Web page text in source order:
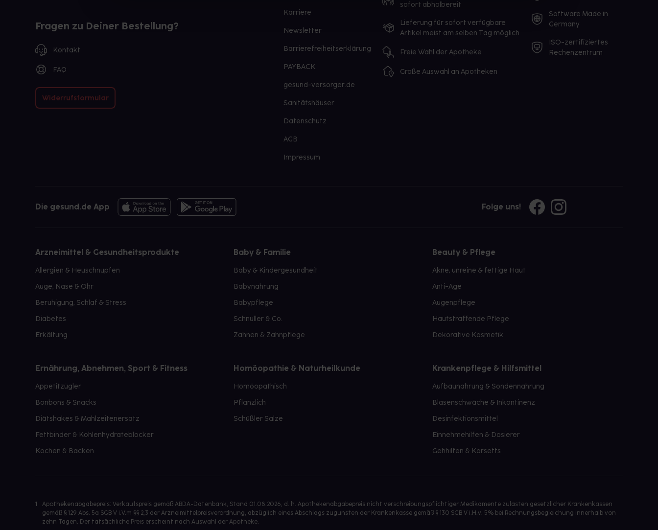
Fragen zu Deiner Bestellung?
Kontakt
FAQ
Widerrufsformular
Karriere
Newsletter
Barrierefreiheitserklärung
PAYBACK
gesund-versorger.de
Sanitätshäuser
Datenschutz
AGB
Impressum
sofort abholbereit
Lieferung für sofort verfügbare
Artikel meist am selben Tag möglich
Freie Wahl der Apotheke
Große Auswahl an Apotheken
Software Made in
Germany
ISO-zertifiziertes
Rechenzentrum
Die gesund.de App Folge uns!
Arzneimittel & Gesundheitsprodukte
Allergien & Heuschnupfen
Auge, Nase & Ohr
Beruhigung, Schlaf & Stress
Diabetes
Erkältung
Baby & Familie
Baby & Kindergesundheit
Babynahrung
Babypflege
Schnuller & Co.
Zahnen & Zahnpflege
Beauty & Pflege
Akne, unreine & fettige Haut
Anti-Age
Augenpflege
Hautstraffende Pflege
Dekorative Kosmetik
Ernährung, Abnehmen, Sport & Fitness
Appetitzügler
Bonbons & Snacks
Diätshakes & Mahlzeitenersatz
Fettbinder & Kohlenhydrateblocker
Kochen & Backen
Homöopathie & Naturheilkunde
Homöopathisch
Pflanzlich
Schüßler Salze
Krankenpflege & Hilfsmittel
Aufbaunahrung & Sondennahrung
Blasenschwäche & Inkontinenz
Desinfektionsmittel
Einnehmehilfen & Dosierer
Gehhilfen & Korsetts
1
Apothekenabgabepreis: Verkaufspreis gemäß ABDA-Datenbank, Stand 01.08.2026, d. h. Apothekenabgabepreis nicht verschreibungspflichtiger Medikamente zulasten gesetzlicher Krankenkassen
gemäß § 129 Abs. 5a SGB V i.V.m §§ 2,3 der Arzneimittelpreisverordnung, abzüglich eines Abschlags zugunsten der Krankenkasse gemäß § 130 SGB V i.H.v. 5% bei Rechnungsbegleichung innerhalb von
zehn Tagen. Der tatsächliche Preis erscheint nach Auswahl der Apotheke.